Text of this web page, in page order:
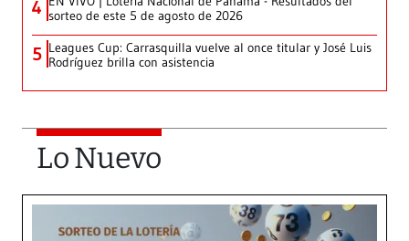
4 sorteo de este 5 de agosto de 2026
5 Leagues Cup: Carrasquilla vuelve al once titular y José Luis
Rodríguez brilla con asistencia
Lo Nuevo